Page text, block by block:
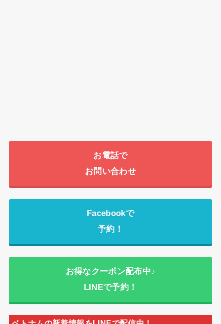
お電話で
お問い合わせ
Facebookで
予約！
お得なクーポン配布中♪
LINEで予約！